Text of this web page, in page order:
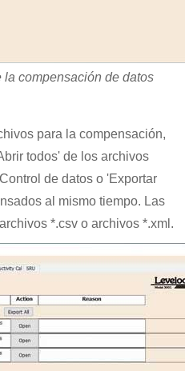
compensación de datos
para la compensación,
todos' de los archivos
de datos o 'Exportar
al mismo tiempo. Las
*.csv o archivos *.xml.